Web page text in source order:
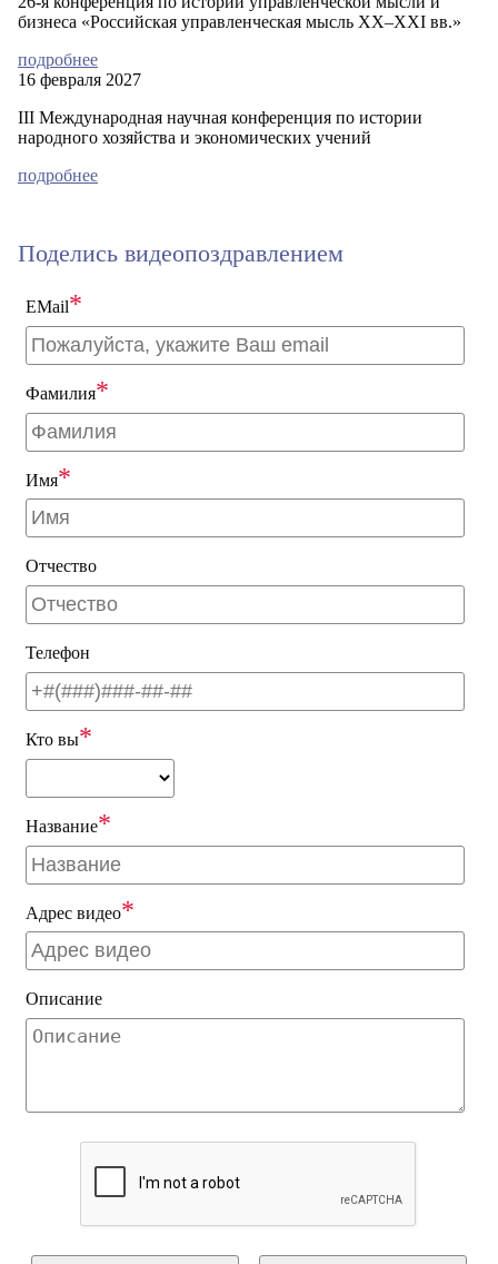
бизнеса «Российская управленческая мысль XX–XXI вв.»
подробнее
16 февраля 2027
III Международная научная конференция по истории
народного хозяйства и экономических учений
подробнее
Поделись видеопоздравлением
EMail*
Фамилия*
Имя*
Отчество
Телефон
Кто вы*
Название*
Адрес видео*
Описание